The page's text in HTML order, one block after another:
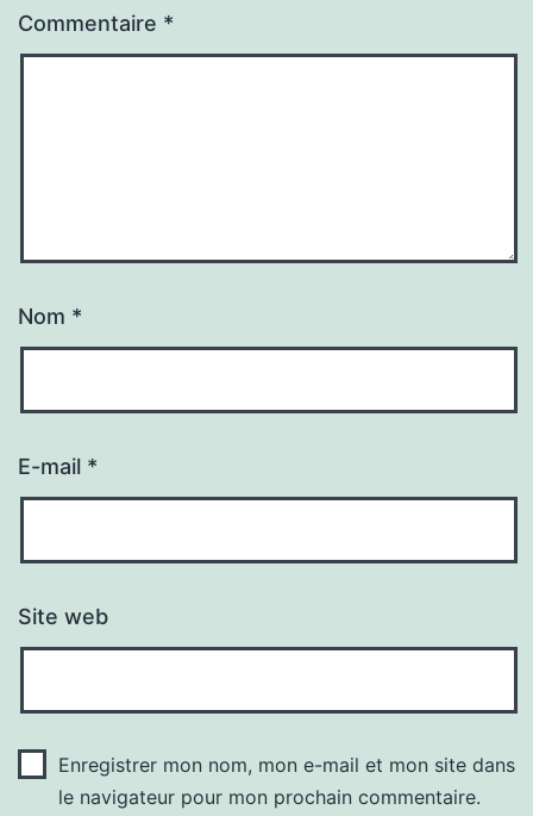
Commentaire *
Nom *
E-mail *
Site web
Enregistrer mon nom, mon e-mail et mon site dans
le navigateur pour mon prochain commentaire.